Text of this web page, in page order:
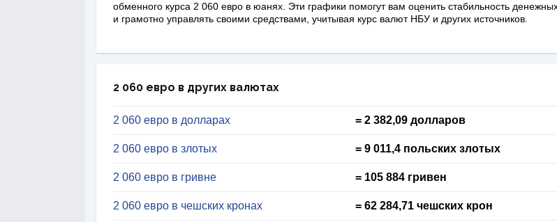
обменного курса 2 060 евро в юанях. Эти графики помогут вам оценить стабильность
и грамотно управлять своими средствами, учитывая курс валют НБУ и других источников.
2 060 евро в других валютах
2 060 евро в долларах = 2 382,09 долларов
2 060 евро в злотых = 9 011,4 польских злотых
2 060 евро в гривне = 105 884 гривен
2 060 евро в чешских кронах = 62 284,71 чешских крон